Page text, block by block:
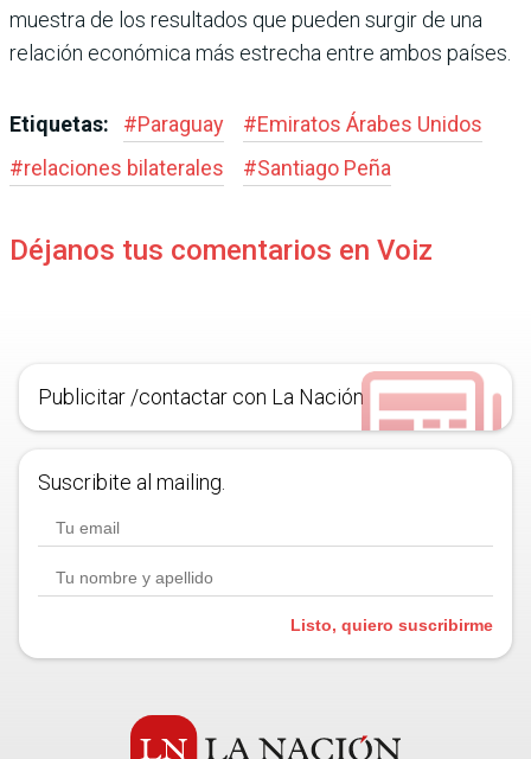
muestra de los resultados que pueden surgir de una
relación eco­nómica más estrecha entre ambos países.
Etiquetas: #Paraguay #Emiratos Árabes Unidos
#relaciones bilaterales #Santiago Peña
Déjanos tus comentarios en Voiz
Publicitar /contactar con La Nación
Suscribite al mailing.
Listo, quiero suscribirme